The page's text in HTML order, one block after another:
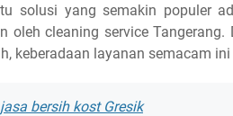
solusi yang semakin populer
oleh cleaning service
keberadaan layanan semacam
jasa bersih kost Gresik